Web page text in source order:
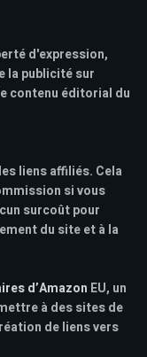
d'expression,
la publicité sur
contenu éditorial du
liens affiliés. Cela
si vous
surcoût pour
du site et à la
d’Amazon EU, un
à des sites de
de liens vers